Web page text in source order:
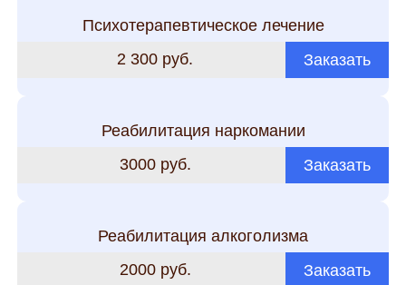
Психотерапевтическое лечение
2 300 руб.
Заказать
Реабилитация наркомании
3000 руб.
Заказать
Реабилитация алкоголизма
2000 руб.
Заказать